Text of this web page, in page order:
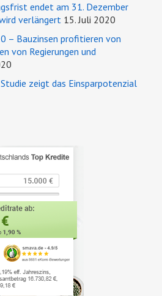
endet am 31. Dezember
verlängert 15. Juli 2020
– Bauzinsen profitieren von
von Regierungen und
zeigt das Einsparpotenzial